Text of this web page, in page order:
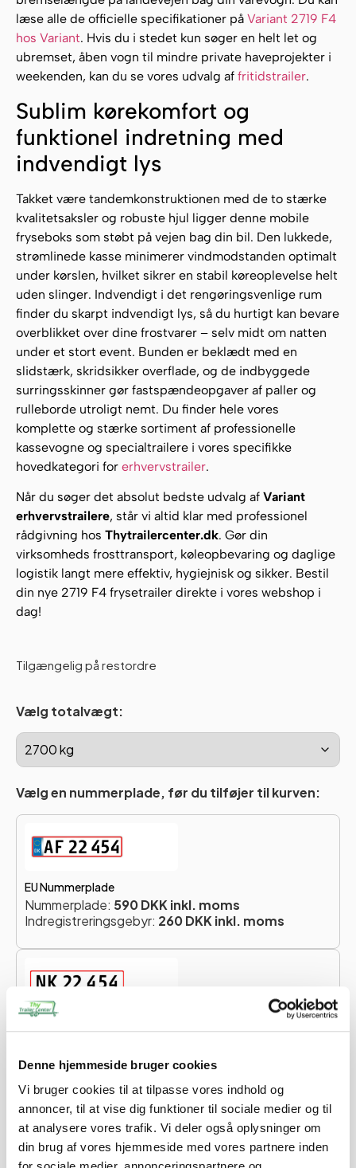
Denne hjemmeside bruger cookies
Vi bruger cookies til at tilpasse vores indhold og
annoncer, til at vise dig funktioner til sociale medier og til
at analysere vores trafik. Vi deler også oplysninger om
din brug af vores hjemmeside med vores partnere inden
læse alle de officielle specifikationer på Variant 2719 F4
hos Variant. Hvis du i stedet kun søger en helt let og
ubremset, åben vogn til mindre private haveprojekter i
weekenden, kan du se vores udvalg af fritidstrailer.
Sublim kørekomfort og
funktionel indretning med
indvendigt lys
Takket være tandemkonstruktionen med de to stærke
kvalitetsaksler og robuste hjul ligger denne mobile
fryseboks som støbt på vejen bag din bil. Den lukkede,
strømlinede kasse minimerer vindmodstanden optimalt
under kørslen, hvilket sikrer en stabil køreoplevelse helt
uden slinger. Indvendigt i det rengøringsvenlige rum
finder du skarpt indvendigt lys, så du hurtigt kan bevare
overblikket over dine frostvarer – selv midt om natten
under et stort event. Bunden er beklædt med en
slidstærk, skridsikker overflade, og de indbyggede
surringsskinner gør fastspændeopgaver af paller og
rulleborde utroligt nemt. Du finder hele vores
komplette og stærke sortiment af professionelle
kassevogne og specialtrailere i vores specifikke
hovedkategori for erhvervstrailer.
Når du søger det absolut bedste udvalg af Variant
erhvervstrailere, står vi altid klar med professionel
rådgivning hos Thytrailercenter.dk. Gør din
virksomheds frosttransport, køleopbevaring og daglige
logistik langt mere effektiv, hygiejnisk og sikker. Bestil
din nye 2719 F4 frysetrailer direkte i vores webshop i
dag!
Tilgængelig på restordre
Vælg totalvægt:
Vælg en nummerplade, før du tilføjer til kurven:
EU Nummerplade
Nummerplade: 590 DKK inkl. moms
Indregistreringsgebyr: 260 DKK inkl. moms
Ikke-EU Nummerplade
Totalpris for nummerplade:850 DKK
Du skal vælge en nummerplade for at forsætte.